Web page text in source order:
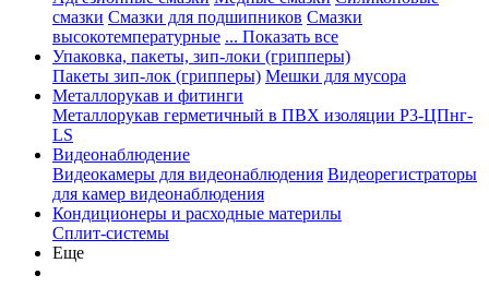
смазки Смазки для подшипников Смазки
высокотемпературные ... Показать все
Упаковка, пакеты, зип-локи (грипперы)
Пакеты зип-лок (грипперы) Мешки для мусора
Металлорукав и фитинги
Металлорукав герметичный в ПВХ изоляции Р3-ЦПнг-
LS
Видеонаблюдение
Видеокамеры для видеонаблюдения Видеорегистраторы
для камер видеонаблюдения
Кондиционеры и расходные материлы
Сплит-системы
Еще